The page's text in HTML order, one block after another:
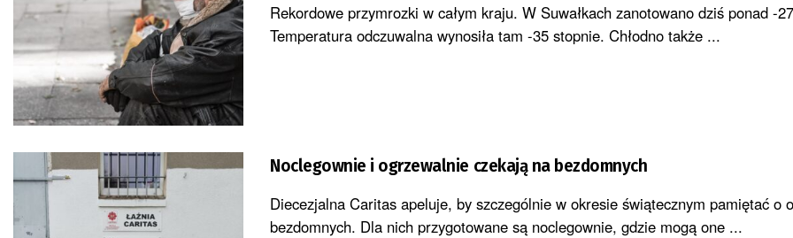
Rekordowe przymrozki w całym kraju. W Suwałkach zanotowano dziś ponad -
Temperatura odczuwalna wynosiła tam -35 stopnie. Chłodno także ...
Noclegownie i ogrzewalnie czekają na bezdomnych
Diecezjalna Caritas apeluje, by szczególnie w okresie świątecznym pamiętać o
bezdomnych. Dla nich przygotowane są noclegownie, gdzie mogą one ...